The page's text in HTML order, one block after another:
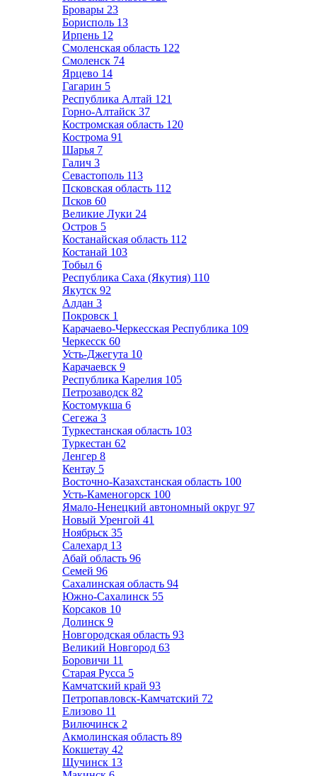
Бровары 23
Борисполь 13
Ирпень 12
Смоленская область 122
Смоленск 74
Ярцево 14
Гагарин 5
Республика Алтай 121
Горно-Алтайск 37
Костромская область 120
Кострома 91
Шарья 7
Галич 3
Севастополь 113
Псковская область 112
Псков 60
Великие Луки 24
Остров 5
Костанайская область 112
Костанай 103
Тобыл 6
Республика Саха (Якутия) 110
Якутск 92
Алдан 3
Покровск 1
Карачаево-Черкесская Республика 109
Черкесск 60
Усть-Джегута 10
Карачаевск 9
Республика Карелия 105
Петрозаводск 82
Костомукша 6
Сегежа 3
Туркестанская область 103
Туркестан 62
Ленгер 8
Кентау 5
Восточно-Казахстанская область 100
Усть-Каменогорск 100
Ямало-Ненецкий автономный округ 97
Новый Уренгой 41
Ноябрьск 35
Салехард 13
Абай область 96
Семей 96
Сахалинская область 94
Южно-Сахалинск 55
Корсаков 10
Долинск 9
Новгородская область 93
Великий Новгород 63
Боровичи 11
Старая Русса 5
Камчатский край 93
Петропавловск-Камчатский 72
Елизово 11
Вилючинск 2
Акмолинская область 89
Кокшетау 42
Щучинск 13